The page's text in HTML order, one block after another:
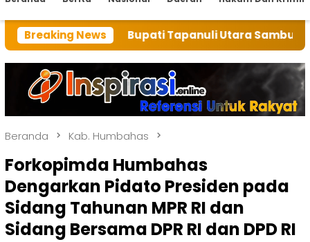
Breaking News
Bupati Tapanuli Utara Sambut Baik Bantuan
Beranda Kab. Humbahas
Forkopimda Humbahas
Dengarkan Pidato Presiden pada
Sidang Tahunan MPR RI dan
Sidang Bersama DPR RI dan DPD RI